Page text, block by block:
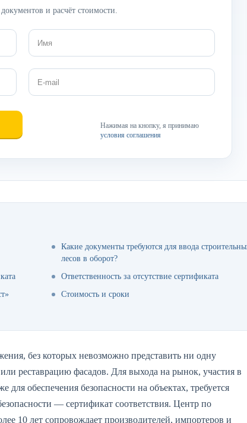
и расчёт стоимости.
Нажимая на кнопку, я принимаю
условия соглашения
Какие документы требуются для ввода
лесов в оборот?
Ответственность за отсутствие сертификата
Стоимость и сроки
без которых невозможно представить ни одну
реставрацию фасадов. Для выхода на рынок, участия в
для обеспечения безопасности на объектах, требуется
— сертификат соответствия. Центр по
10 лет сопровождает производителей, импортеров и